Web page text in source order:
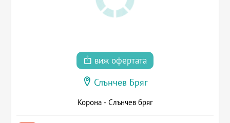
виж офертата
Слънчев Бряг
Корона - Слънчев бряг